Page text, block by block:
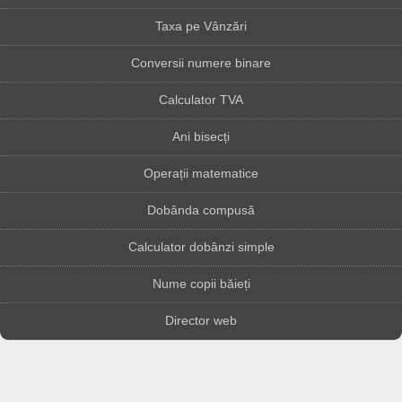
Taxa pe Vânzări
Conversii numere binare
Calculator TVA
Ani bisecți
Operații matematice
Dobânda compusă
Calculator dobânzi simple
Nume copii băieți
Director web